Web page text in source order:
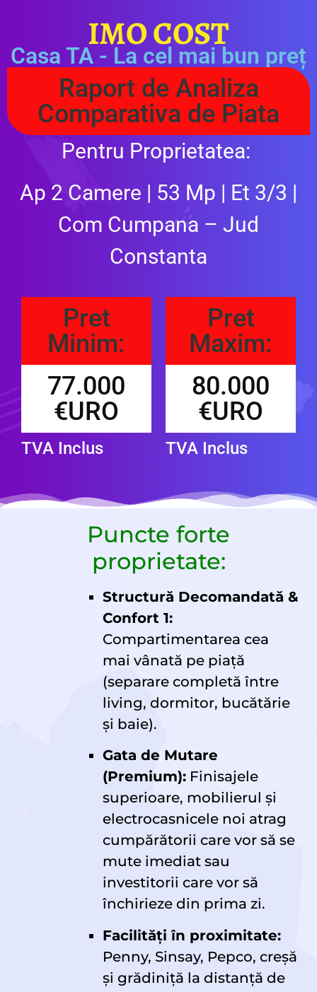
IMO COST
Casa TA - La cel mai bun preț
Raport de Analiza
Comparativa de Piata
Pentru Proprietatea:
Ap 2 Camere | 53 Mp | Et 3/3 |
Com Cumpana – Jud
Constanta
Pret
Minim:
77.000
€URO
TVA Inclus
Pret
Maxim:
80.000
€URO
TVA Inclus
Puncte forte
proprietate:
Structură Decomandată &
Confort 1:
Compartimentarea cea
mai vânată pe piață
(separare completă între
living, dormitor, bucătărie
și baie).
Gata de Mutare
(Premium): Finisajele
superioare, mobilierul și
electrocasnicele noi atrag
cumpărătorii care vor să se
mute imediat sau
investitorii care vor să
închirieze din prima zi.
Facilități în proximitate:
Penny, Sinsay, Pepco, creșă
și grădiniță la distanță de